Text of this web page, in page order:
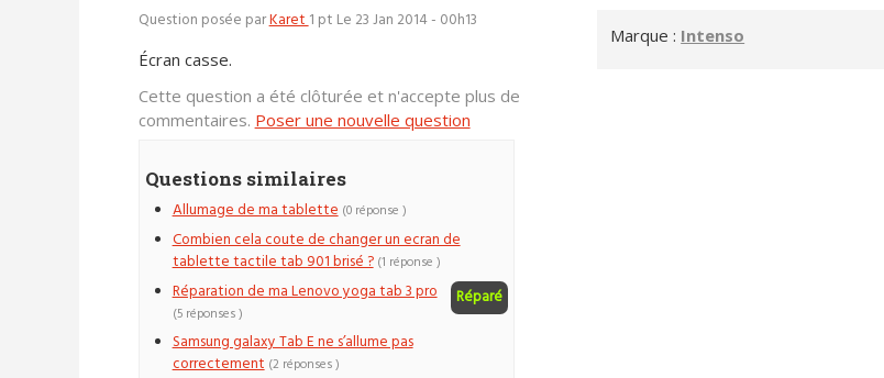
Marque : Intenso
Question posée parKaret1 pt Le 23 Jan 2014 - 00h13
Écran casse.
Cette question a été clôturée et n'accepte plus de
commentaires. Poser une nouvelle question
Questions similaires
Allumage de ma tablette (0 réponse )
Combien cela coute de changer un ecran de
tablette tactile tab 901 brisé ? (1 réponse )
Réparation de ma Lenovo yoga tab 3 pro Réparé
(5 réponses )
Samsung galaxy Tab E ne s’allume pas
correctement (2 réponses )